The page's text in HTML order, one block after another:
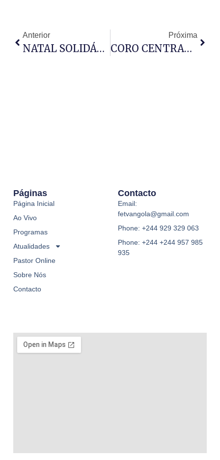
Anterior
NATAL SOLIDÁRIO REÚNE NO KILAMBA CRIANÇAS
Próxima
CORO CENTRAL DA IRDA DESTACA-SE NO CONCERTO
Páginas
Página Inicial
Ao Vivo
Programas
Atualidades
Pastor Online
Sobre Nós
Contacto
Contacto
Email:
fetvangola@gmail.com
Phone: +244 929 329 063
Phone: +244 +244 957 985
935